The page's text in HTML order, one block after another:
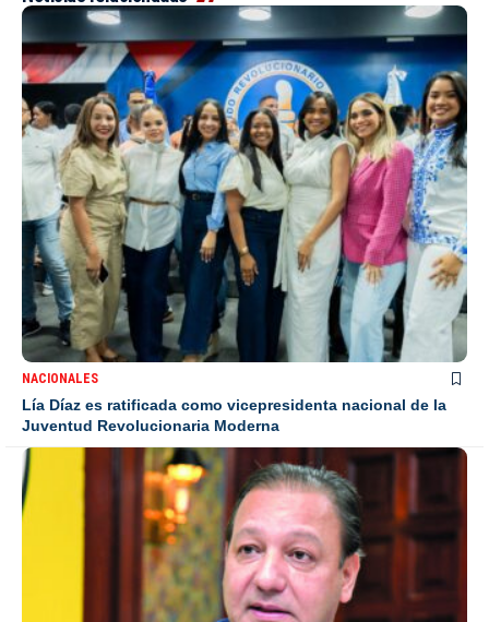
NACIONALES
Lía Díaz es ratificada como vicepresidenta nacional de la
Juventud Revolucionaria Moderna